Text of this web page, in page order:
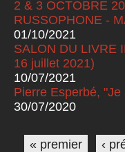
2 & 3 OCTOBRE
RUSSOPHONE -
01/10/2021
SALON DU LIVRE
16 juillet 2021)
10/07/2021
Pierre Esperbé,
30/07/2020
Pages
« premier ‹